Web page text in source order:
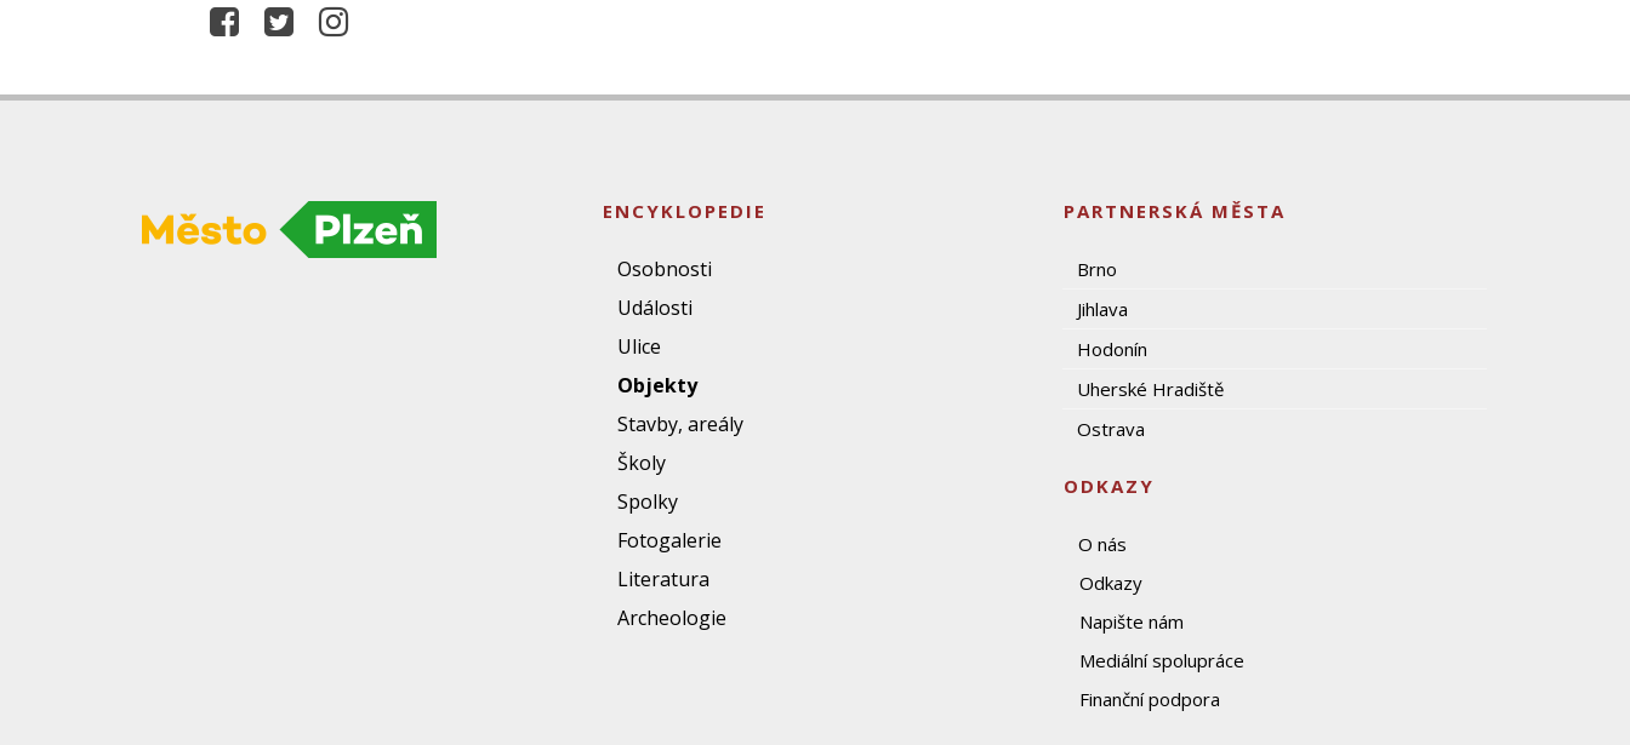
ENCYKLOPEDIE
Osobnosti
Události
Ulice
Objekty
Stavby, areály
Školy
Spolky
Fotogalerie
Literatura
Archeologie
PARTNERSKÁ MĚSTA
Brno
Jihlava
Hodonín
Uherské Hradiště
Ostrava
ODKAZY
O nás
Odkazy
Napište nám
Mediální spolupráce
Finanční podpora